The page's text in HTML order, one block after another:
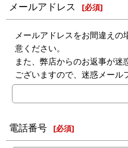
メールアドレス [必須]
メールアドレスをお間違え
意ください。
また、弊店からのお返事が
ございますので、迷惑メール
電話番号 [必須]